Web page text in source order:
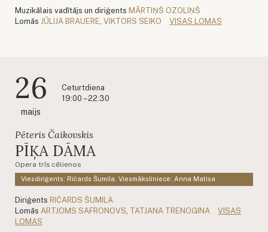
Muzikālais vadītājs un diriģents MĀRTIŅŠ OZOLIŅŠ
Lomās JŪLIJA BRAUERE VIKTORS SEIKO VISAS LOMAS
26
maijs
Ceturtdiena
19:00 – 22:30
Pēteris Čaikovskis
PĪĶA DĀMA
Opera trīs cēlienos
Viesdiriģents: Ričards Šumila. Viesmāksliniece: Anna Matisa
Diriģents RIČARDS ŠUMILA
Lomās ARTJOMS SAFRONOVS TATJANA TRENOGINA
VISAS
LOMAS